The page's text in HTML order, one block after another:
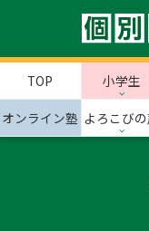
TOP 小学生
オンライン塾 よろこび